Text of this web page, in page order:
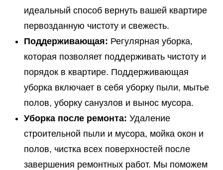
идеальный способ вернуть вашей квартире
первозданную чистоту и свежесть.
Поддерживающая: Регулярная уборка,
которая позволяет поддерживать чистоту и
порядок в квартире. Поддерживающая
уборка включает в себя уборку пыли, мытье
полов, уборку санузлов и вынос мусора.
Уборка после ремонта: Удаление
строительной пыли и мусора, мойка окон и
полов, чистка всех поверхностей после
завершения ремонтных работ. Мы поможем